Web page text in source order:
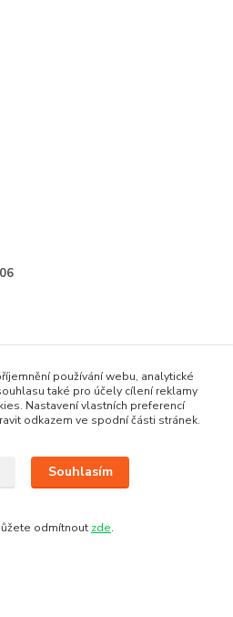
používání webu, analytické
také pro účely cílení reklamy
Nastavení vlastních preferencí
odkazem ve spodní části stránek.
Souhlasím
odmítnout zde.